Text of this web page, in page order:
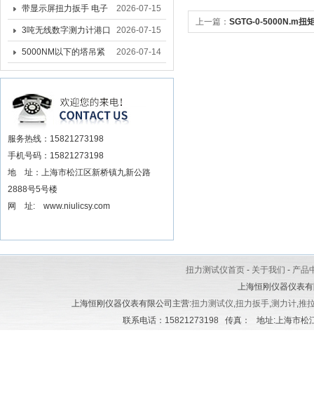
手 工地扣件扭矩扳手品
牌
力扳手 工业紧固专用数
显扭力工具厂家
带显示屏扭力扳手 电子
数显扭力扳手 20NM精
准可调力矩扳手品牌
2026-07-15
3吨无线数字测力计港口
吊装专用
2026-07-15
5000NM以下的塔吊紧
固大扭力电动扳手 塔机
安装电动扳手厂家
2026-07-14
服务热线：15821273198
手机号码：15821273198
地 址：上海市松江区新桥镇九新公路
2888号5号楼
网 址: www.niulicsy.com
上一篇： SGTG-0-5000N.m扭
扭力测试仪首页 - 关于我们 - 产品
上海恒刚仪器仪表
上海恒刚仪器仪表有限公司主营:扭力测试仪,扭力扳手,测力计,推
联系电话：15821273198 传真： 地址:上海市